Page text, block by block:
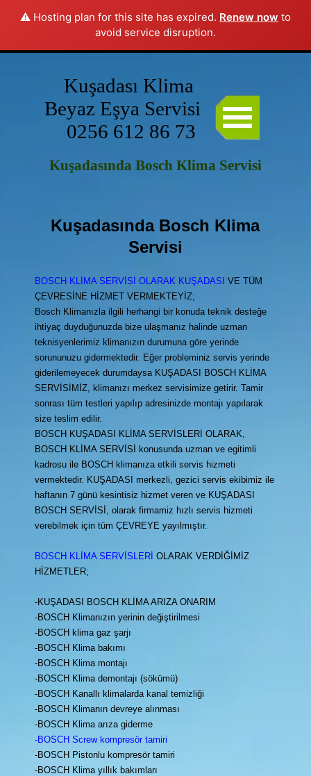
ilkeleri okuyun. Kabul ediyorum
⚠️ Hosting plan for this site has expired. Renew now to
avoid service disruption.
Kuşadası Klima
Beyaz Eşya Servisi
0256 612 86 73
Kuşadasında Bosch Klima Servisi
Kuşadasında Bosch Klima
Servisi
BOSCH KLİMA SERVİSİ OLARAK KUŞADASI VE TÜM
ÇEVRESİNE HİZMET VERMEKTEYİZ;
Bosch Klimanızla ilgili herhangi bir konuda teknik desteğe
ihtiyaç duyduğunuzda bize ulaşmanız halinde uzman
teknisyenlerimiz klimanızın durumuna göre yerinde
sorununuzu gidermektedir. Eğer probleminiz servis yerinde
giderilemeyecek durumdaysa KUŞADASI BOSCH KLİMA
SERVİSİMİZ, klimanızı merkez servisimize getirir. Tamir
sonrası tüm testleri yapılıp adresinizde montajı yapılarak
size teslim edilir.
BOSCH KUŞADASI KLİMA SERVİSLERİ OLARAK,
BOSCH KLİMA SERVİSİ konusunda uzman ve egitimli
kadrosu ile BOSCH klimanıza etkili servis hizmeti
vermektedir. KUŞADASI merkezli, gezici servis ekibimiz ile
haftanın 7 günü kesintisiz hizmet veren ve KUŞADASI
BOSCH SERVİSİ, olarak firmamiz hızlı servis hizmeti
verebilmek için tüm ÇEVREYE yayılmıştır.
BOSCH KLİMA SERVİSLERİ OLARAK VERDİĞİMİZ
HİZMETLER;
-KUŞADASI BOSCH KLİMA ARIZA ONARIM
-BOSCH Klimanızın yerinin değiştirilmesi
-BOSCH klima gaz şarjı
-BOSCH Klima bakımı
-BOSCH Klima montajı
-BOSCH Klima demontajı (sökümü)
-BOSCH Kanallı klimalarda kanal temizliği
-BOSCH Klimanın devreye alınması
-BOSCH Klima arıza giderme
-BOSCH Screw kompresör tamiri
-BOSCH Pistonlu kompresör tamiri
-BOSCH Klima yıllık bakımları